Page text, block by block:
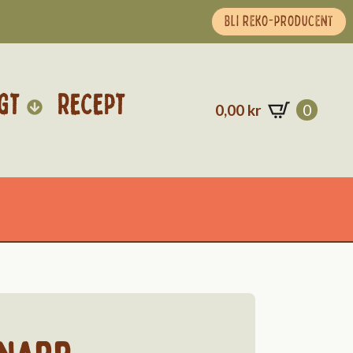
BLI REKO-PRODUCENT
RECEPT 0,00 kr 0